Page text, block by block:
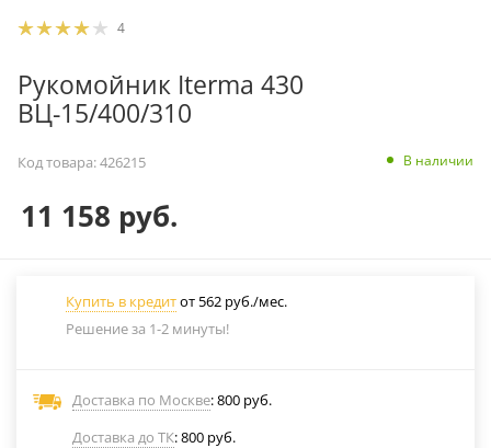
4
Рукомойник Iterma 430
ВЦ-15/400/310
Код товара:426215 В наличии
11 158 руб.
Купить в кредитот 562 руб./мес.
Решение за 1-2 минуты!
Доставка по Москве: 800 руб.
Доставка до ТК: 800 руб.